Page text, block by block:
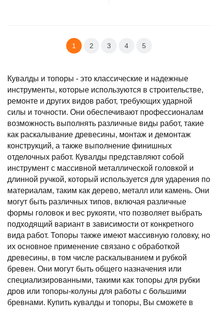
1 2 3 4 5
Кувалды и топоры - это классические и надежные
инструменты, которые используются в строительстве,
ремонте и других видов работ, требующих ударной
силы и точности. Они обеспечивают профессионалам
возможность выполнять различные виды работ, такие
как раскалывание древесины, монтаж и демонтаж
конструкций, а также выполнение финишных
отделочных работ. Кувалды представляют собой
инструмент с массивной металлической головкой и
длинной ручкой, который используется для ударения по
материалам, таким как дерево, металл или камень. Они
могут быть различных типов, включая различные
формы головок и вес рукояти, что позволяет выбрать
подходящий вариант в зависимости от конкретного
вида работ. Топоры также имеют массивную головку, но
их основное применение связано с обработкой
древесины, в том числе раскалыванием и рубкой
бревен. Они могут быть общего назначения или
специализированными, такими как топоры для рубки
дров или топоры-колуны для работы с большими
бревнами. Купить кувалды и топоры, Вы сможете в